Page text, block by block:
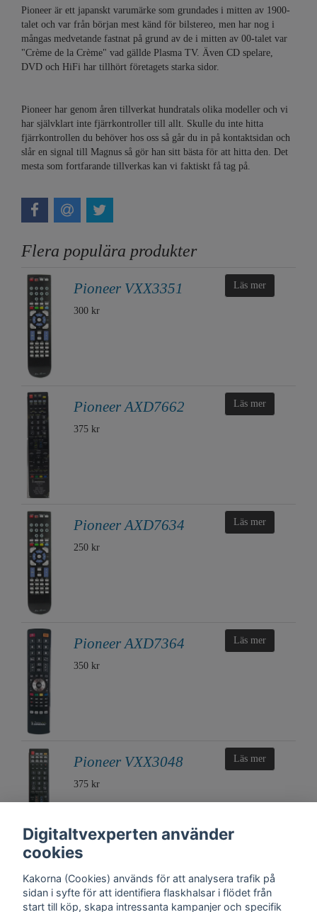
Pioneer är ett japanskt varumärke som grundades i mitten av 1900-
talet och var från början mest känd för bilstereo, men har nog i
mångas medvetande fastnat på grund av de i mitten av 00-talet var
"Crème de la Crème" vad gällde Plasma TV. Även CD spelare,
DVD och HiFi har tillhört företagets starka sidor.
Pioneer har genom åren tillverkat hundratals olika modeller och vi
har självklart inte fjärrkontroller till allt. Skulle du inte hitta
fjärrkontrollen du behöver hos oss så går du in på kontaktsidan och
slår en signal till Magnus så gör han sitt bästa för att hitta den. Det
mesta som fortfarande tillverkas kan vi faktiskt få tag på.
Flera populära produkter
Pioneer VXX3351
300 kr
Läs mer
Pioneer AXD7662
375 kr
Läs mer
Pioneer AXD7634
250 kr
Läs mer
Pioneer AXD7364
350 kr
Läs mer
Pioneer VXX3048
375 kr
Läs mer
Digitaltvexperten använder
cookies
Kakorna (Cookies) används för att analysera trafik på
sidan i syfte för att identifiera flaskhalsar i flödet från
start till köp, skapa intressanta kampanjer och specifik